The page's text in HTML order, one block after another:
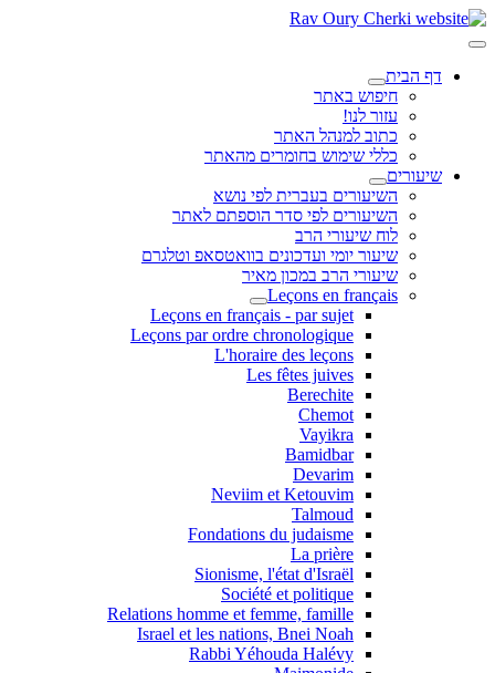
דף הבית
חיפוש באתר
עזור לנו!
כתוב למנהל האתר
כללי שימוש בחומרים מהאתר
שיעורים
השיעורים בעברית לפי נושא
השיעורים לפי סדר הוספתם לאתר
לוח שיעורי הרב
שיעור יומי ועדכונים בוואטסאפ וטלגרם
שיעורי הרב במכון מאיר
Leçons en français
Leçons en français - par sujet
Leçons par ordre chronologique
L'horaire des leçons
Les fêtes juives
Berechite
Chemot
Vayikra
Bamidbar
Devarim
Neviim et Ketouvim
Talmoud
Fondations du judaisme
La prière
Sionisme, l'état d'Israël
Société et politique
Relations homme et femme, famille
Israel et les nations, Bnei Noah
Rabbi Yéhouda Halévy